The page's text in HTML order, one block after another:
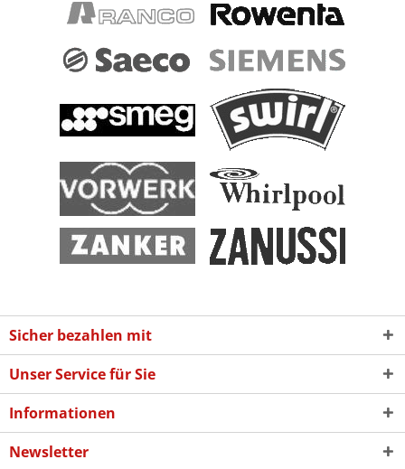
Sicher bezahlen mit
Unser Service für Sie
Informationen
Newsletter